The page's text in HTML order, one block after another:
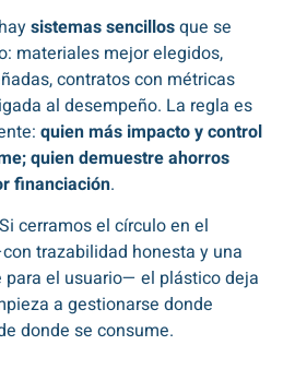
sistemas sencillosque se
materiales mejor elegidos,
contratos con métricas
al desempeño. La regla es
quien más impacto y control
quien demuestre ahorros
financiación.
cerramos el círculo en el
trazabilidad honesta y una
para el usuario— el plástico deja
a gestionarse donde
donde se consume.